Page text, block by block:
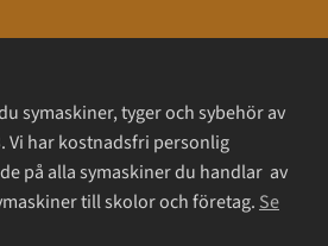
symaskiner, tyger och sybehör av
Vi har kostnadsfri personlig
på alla symaskiner du handlar av
till skolor och företag. Se